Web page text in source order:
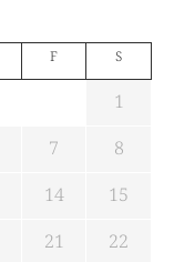
F S
1
7
8
14
15
21
22